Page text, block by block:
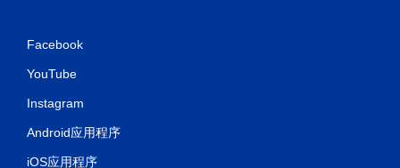
Facebook
YouTube
Instagram
Android应用程序
iOS应用程序